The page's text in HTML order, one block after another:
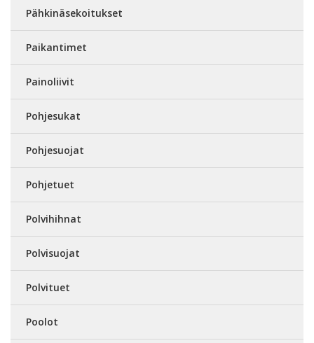
Pähkinäsekoitukset
Paikantimet
Painoliivit
Pohjesukat
Pohjesuojat
Pohjetuet
Polvihihnat
Polvisuojat
Polvituet
Poolot